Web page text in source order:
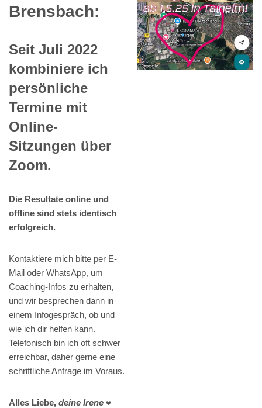
Brensbach:
Seit Juli 2022
kombiniere ich
persönliche
Termine mit
Online-
Sitzungen über
Zoom.
Die Resultate online und
offline sind stets identisch
erfolgreich.
Kontaktiere mich bitte per E-
Mail oder WhatsApp, um
Coaching-Infos zu erhalten,
und wir besprechen dann in
einem Infogespräch, ob und
wie ich dir helfen kann.
Telefonisch bin ich oft schwer
erreichbar, daher gerne eine
schriftliche Anfrage im Voraus.
Alles Liebe, deine Irene ❤️